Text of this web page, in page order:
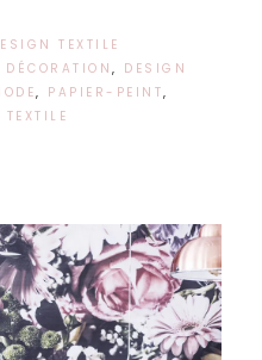
TEXTILE
DÉCORATION, DESIGN
, PAPIER-PEINT,
TEXTILE